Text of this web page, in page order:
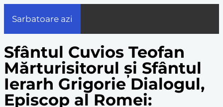
Sarbatoare azi
Sfântul Cuvios Teofan
Mărturisitorul și Sfântul
Ierarh Grigorie Dialogul,
Episcop al Romei: